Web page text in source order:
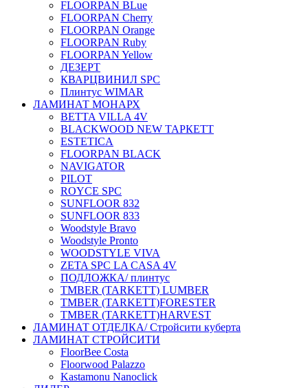
FLOORPAN BLue
FLOORPAN Cherry
FLOORPAN Orange
FLOORPAN Ruby
FLOORPAN Yellow
ДЕЗЕРТ
КВАРЦВИНИЛ SPC
Плинтус WIMAR
ЛАМИНАТ МОНАРХ
BETTA VILLA 4V
BLACKWOOD NEW ТАРКЕТТ
ESTETICA
FLOORPAN BLACK
NAVIGATOR
PILOT
ROYCE SPC
SUNFLOOR 832
SUNFLOOR 833
Woodstyle Bravo
Woodstyle Pronto
WOODSTYLE VIVA
ZETA SPC LA CASA 4V
ПОДЛОЖКА/ плинтус
ТMBER (TARKETT) LUMBER
ТMBER (TARKETT)FORESTER
ТMBER (TARKETT)HARVEST
ЛАМИНАТ ОТДЕЛКА/ Стройсити куберта
ЛАМИНАТ СТРОЙСИТИ
FloorBee Costa
Floorwood Palazzo
Kastamonu Nanoclick